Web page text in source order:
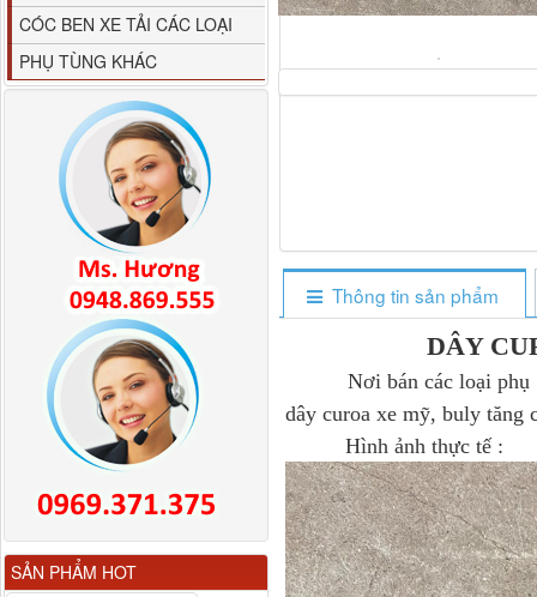
Thông tin sản phẩm
DÂY
Nơi bán các loại phụ
dây curoa xe mỹ, buly tăng
Hình ảnh thực tế :
CÓC BEN XE TẢI CÁC LOẠI
PHỤ TÙNG KHÁC
SẢN PHẨM HOT
M4610162101A0 Tapbi
cửa Thaco...
Gương chiếu hậu FAW
JH6 có sấy...